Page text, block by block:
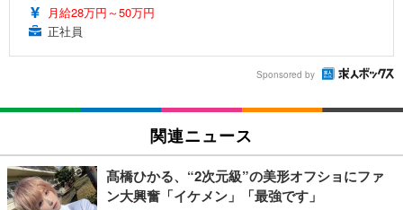
月給28万円～50万円
正社員
Sponsored by
関連ニュース
髙橋ひかる、“2次元級”の美形オフショにファ
ン大興奮「イケメン」「最強です」